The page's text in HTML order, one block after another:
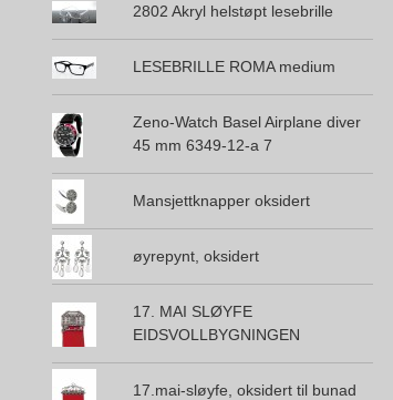
2802 Akryl helstøpt lesebrille
LESEBRILLE ROMA medium
Zeno-Watch Basel Airplane diver
45 mm 6349-12-a 7
Mansjettknapper oksidert
øyrepynt, oksidert
17. MAI SLØYFE
EIDSVOLLBYGNINGEN
17.mai-sløyfe, oksidert til bunad